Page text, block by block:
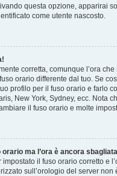
questa opzione, apparirai
come utente nascosto.
corretta, comunque l’ora
orario differente dal tuo. Se
profilo per il fuso orario e farlo
New York, Sydney, ecc. Nota
il fuso orario e molte
ma l’ora è ancora sbagliata
il fuso orario corretto e
sull’orologio del server non